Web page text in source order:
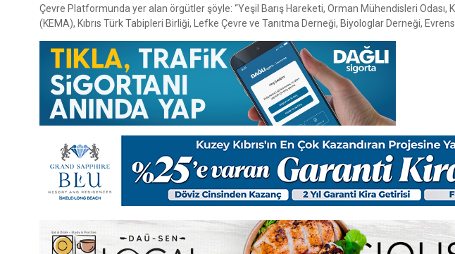
Çevre Platformunda yer alan örgütler şöyle: “Yeşil Barış Hareketi, Orman Mühendisleri Odası,
(KEMA), Kıbrıs Türk Tabipleri Birliği, Lefke Çevre ve Tanıtma Derneği, Biyologlar Derneği,